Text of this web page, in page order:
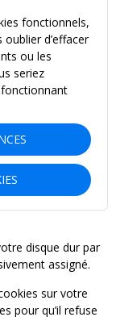
fonctionnels,
d’effacer
ou les
seriez
disque dur par
assigné.
sur votre
pour qu’il refuse